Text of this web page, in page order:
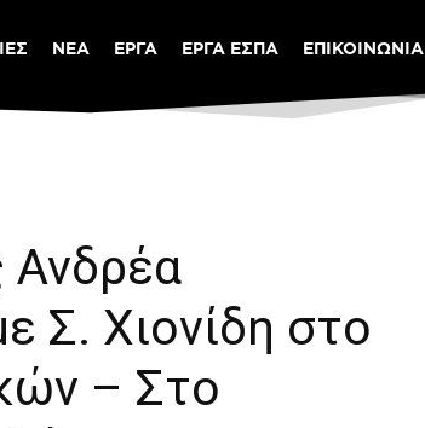
ΝΕΑ ΕΡΓΑ ΕΡΓΑ ΕΣΠΑ ΕΠΙΚΟΙΝΩΝΙΑ
Ανδρέα
Σ. Χιονίδη στο
– Στο